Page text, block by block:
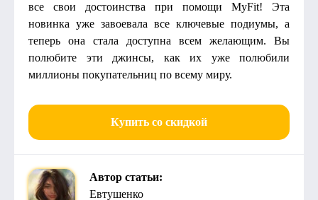
все свои достоинства при помощи MyFit! Эта
новинка уже завоевала все ключевые подиумы, а
теперь она стала доступна всем желающим. Вы
полюбите эти джинсы, как их уже полюбили
миллионы покупательниц по всему миру.
Купить со скидкой
Автор статьи:
Евтушенко